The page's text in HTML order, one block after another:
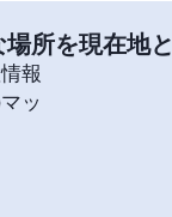
所を現在地
報
ッ